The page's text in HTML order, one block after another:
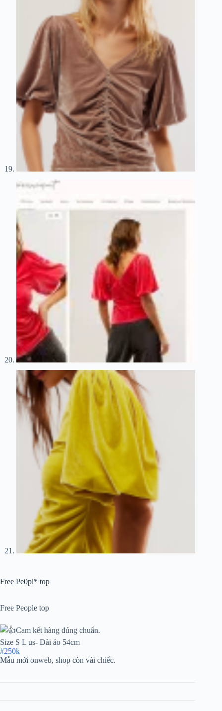
Free Pe0pl* top
Free People top
Cam kết hàng đúng chuẩn.
Size S L us- Dài áo 54cm
#250k
Mẫu mới onweb, shop còn vài chiếc.